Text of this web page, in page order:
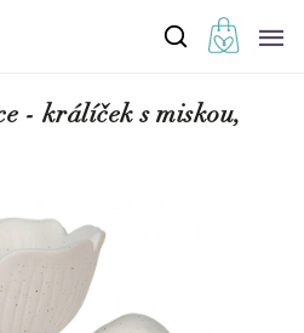
- králíček s miskou,